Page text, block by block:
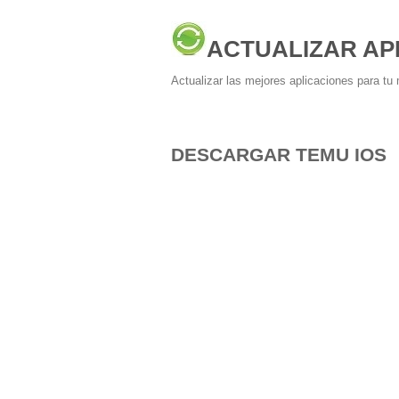
ACTUALIZAR
Actualizar las mejores aplicaciones para tu
DESCARGAR TEMU IOS